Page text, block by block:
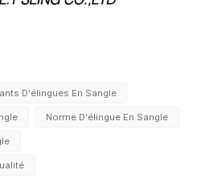
D'élingues En Sangle
Norme D'élingue En Sangle